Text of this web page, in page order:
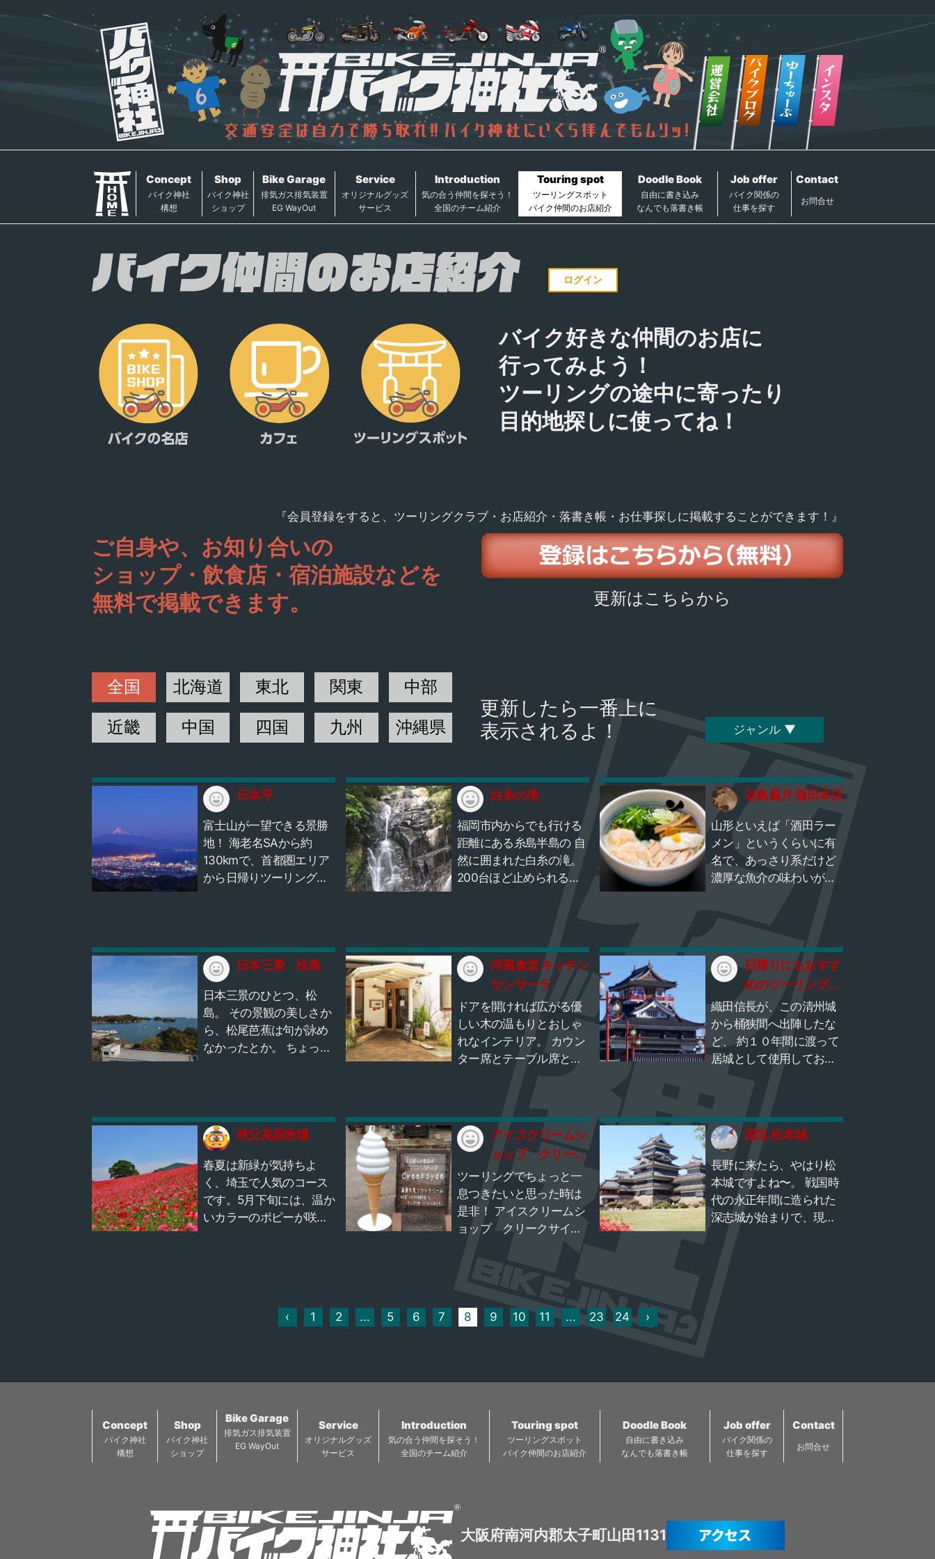
Concept
バイク神社
構想
Shop
バイク神社
ショップ
Bike Garage
排気ガス排気装置
EG WayOut
Service
オリジナルグッズ
サービス
Introduction
気の合う仲間を探そう！
全国のチーム紹介
Touring spot
ツーリングスポット
バイク仲間のお店紹介
Doodle Book
自由に書き込み
なんでも落書き帳
Job offer
バイク関係の
仕事を探す
Contact
お問合せ
ログイン
バイク好きな仲間のお店に
行ってみよう！
ツーリングの途中に寄ったり
目的地探しに使ってね！
『会員登録をすると、ツーリングクラブ・お店紹介・落書き帳・お仕事探しに掲載することができます！』
ご自身や、お知り合いの
ショップ・飲食店・宿泊施設などを
無料で掲載できます。
更新はこちらから
全国 北海道 東北 関東
中部
近畿
中国 四国 九州 沖縄県
更新したら一番上に
表示されるよ！
ジャンル ▼
日本平
富士山が一望できる景勝
地！ 海老名SAから約
130kmで、首都圏エリア
から日帰りツーリングに
白糸の滝
福岡市内からでも行ける
距離にある糸島半島の 自
然に囲まれた白糸の滝。
200台ほど止められる無
の人で賑わいます。滝の
すぐそばにある 「ふれあ
いの里」では、魚釣りや
竹を使ったそうめん流し
があり家族連れで賑わっ
ています。また、「伊都
物語」で作られた濃厚な
ソフトクリームも絶品で
はご賞味ください。 勿
論、メインは、「白糸の
滝」圧巻の滝を見ながら
マイナスイオン浴びるこ
とで心も身体も浄化され
ますよ
花鳥風月 酒田本店
山形といえば「酒田ラー
メン」というくらいに有
名で、あっさり系だけど
濃厚な魚介の味わいがあ
も花鳥風月はワンタンの
皮まで自家製で作ってお
り、海老ワンタンに、注
文が入ってから炙る炙り
チャーシューまで入って
いる「海老ワンタンメ
ン」は是非食べてみてほ
しいです！！
日本三景 松島
日本三景のひとつ、松
島。 その景観の美しさか
ら、松尾芭蕉は句が詠め
なかったとか。 ちょっと
るのもよし。 思い存分楽
しい時間を過ごすことが
できます。
洋風食堂 キッチン
サンサーラ
ドアを開ければ広がる優
しい木の温もりとおしゃ
れなインテリア。 カウン
ター席とテーブル席とロ
利きして仕入れた新鮮な
魚やお肉、 イチオシは国
内生産３%の「純国産鶏
種」の赤鶏。 おいしい料
理においしいワインやリ
キュールをおしゃれな空
間でお楽しみください。
日帰りにもおすす
めのツーリング
清洲城
織田信長が、この清州城
から桶狭間へ出陣したな
ど、 約１０年間に渡って
居城として使用してお
たために、 最後は天守閣
だけが残ったそうです。
清州城」は応永12年
（1405年）の築城と伝わ
る歴史ある城で、本能寺
の変終了後に後継者を選
る道路で、リバーサイド
の爽快なツーリングが楽
しめるルートです。 新川
ア。 城内には模擬天主が
建造されており、1F～4F
秩父高原牧場
春夏は新緑が気持ちよ
く、埼玉で人気のコース
です。5月下旬には、温か
いカラーのポピーが咲き
アイスクリームシ
ョップ クリーク
サイド
ツーリングでちょっと一
息つきたいと思った時は
是非！ アイスクリームシ
ョップ クリークサイド
のの 牛乳を使った「高原
る甘みがやみつきになり
しい味。 少し疲労した体
にはちょうど良い甘みが
たまらない。 最高のソフ
齢に関係なく大人気！ 大
自然の中で至極のひとと
きが過ごせること間違い
国宝 松本城
長野に来たら、やはり松
本城ですよね〜。 戦国時
代の永正年間に造られた
深志城が始まりで、現存
ちがい」、昔の土蔵など
の錠前を開ける鍵の形に
似ている「鉤（かぎ）の
手」など複雑に構成され
が細い」などと言われま
すが、それは歴史の名残
‹ 1 2 ... 5 6 7 8 9 10 11 ... 23 24 ›
Concept
バイク神社
構想
Shop
バイク神社
ショップ
Bike Garage
排気ガス排気装置
EG WayOut
Service
オリジナルグッズ
サービス
Introduction
気の合う仲間を探そう！
全国のチーム紹介
Touring spot
ツーリングスポット
バイク仲間のお店紹介
Doodle Book
自由に書き込み
なんでも落書き帳
Job offer
バイク関係の
仕事を探す
Contact
お問合せ
大阪府南河内郡太子町山田1131